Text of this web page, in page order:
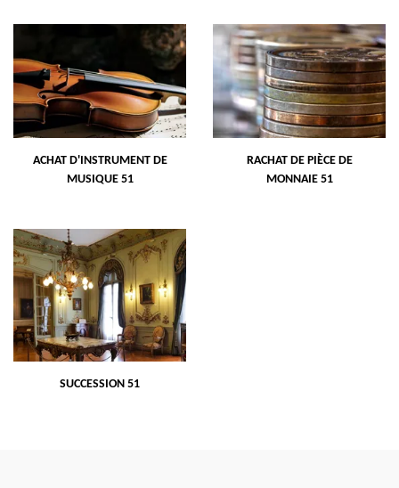
ACHAT D'INSTRUMENT DE
MUSIQUE 51
RACHAT DE PIÈCE DE
MONNAIE 51
SUCCESSION 51